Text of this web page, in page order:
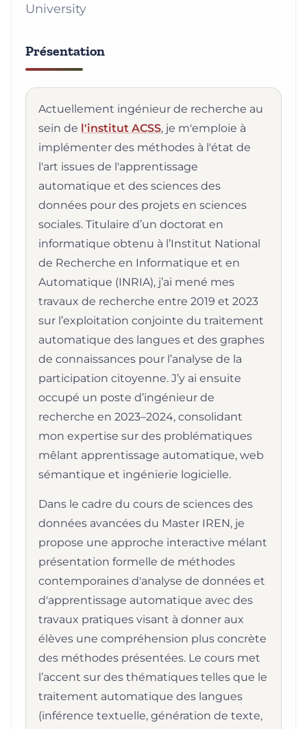
University
Présentation
Actuellement ingénieur de recherche au
sein de l'institut ACSS, je m'emploie à
implémenter des méthodes à l'état de
l'art issues de l'apprentissage
automatique et des sciences des
données pour des projets en sciences
sociales. Titulaire d’un doctorat en
informatique obtenu à l’Institut National
de Recherche en Informatique et en
Automatique (INRIA), j’ai mené mes
travaux de recherche entre 2019 et 2023
sur l’exploitation conjointe du traitement
automatique des langues et des graphes
de connaissances pour l’analyse de la
participation citoyenne. J’y ai ensuite
occupé un poste d’ingénieur de
recherche en 2023–2024, consolidant
mon expertise sur des problématiques
mêlant apprentissage automatique, web
sémantique et ingénierie logicielle.
Dans le cadre du cours de sciences des
données avancées du Master IREN, je
propose une approche interactive mélant
présentation formelle de méthodes
contemporaines d'analyse de données et
d'apprentissage automatique avec des
travaux pratiques visant à donner aux
élèves une compréhension plus concrète
des méthodes présentées. Le cours met
l’accent sur des thématiques telles que le
traitement automatique des langues
(inférence textuelle, génération de texte,